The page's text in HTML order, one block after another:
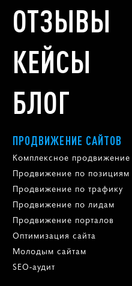
ОТЗЫВЫ
КЕЙСЫ
БЛОГ
ПРОДВИЖЕНИЕ САЙТОВ
Комплексное продвижение
Продвижение по позициям
Продвижение по трафику
Продвижение по лидам
Продвижение порталов
Оптимизация сайта
Молодым сайтам
SEO-аудит